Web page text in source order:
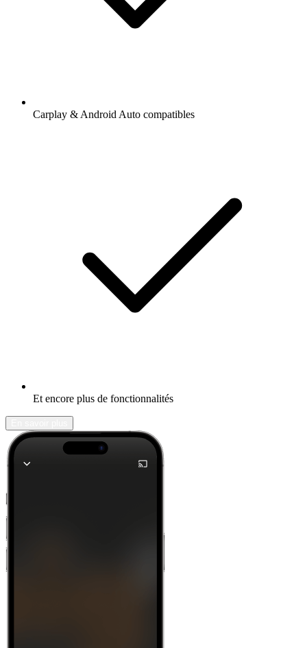
Carplay & Android Auto compatibles
Et encore plus de fonctionnalités